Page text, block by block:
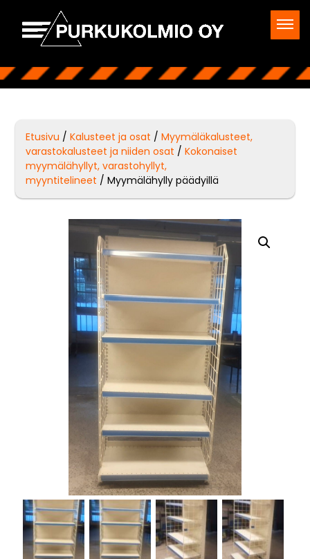
Etusivu /Kalusteet ja osat /Myymäläkalusteet,
varastokalusteet ja niiden osat /Kokonaiset
myymälähyllyt, varastohyllyt,
myyntitelineet / Myymälähylly päädyillä